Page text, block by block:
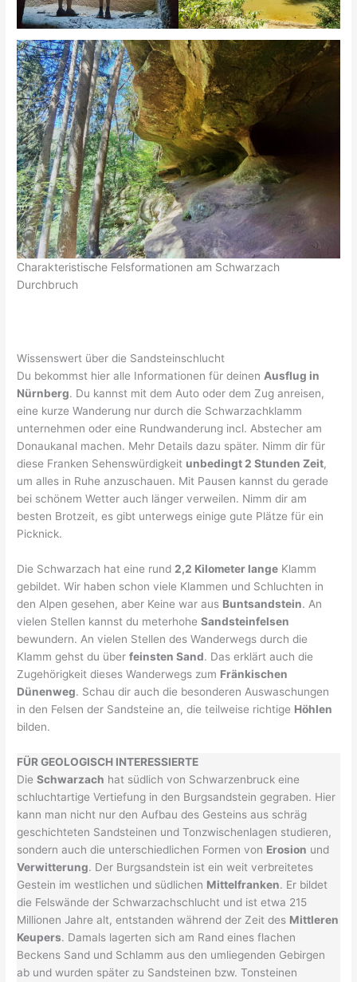
Charakteristische Felsformationen am Schwarzach
Durchbruch
Wissenswert über die Sandsteinschlucht
Du bekommst hier alle Informationen für deinen Ausflug in
Nürnberg. Du kannst mit dem Auto oder dem Zug anreisen,
eine kurze Wanderung nur durch die Schwarzachklamm
unternehmen oder eine Rundwanderung incl. Abstecher am
Donaukanal machen. Mehr Details dazu später. Nimm dir für
diese Franken Sehenswürdigkeit unbedingt 2 Stunden Zeit,
um alles in Ruhe anzuschauen. Mit Pausen kannst du gerade
bei schönem Wetter auch länger verweilen. Nimm dir am
besten Brotzeit, es gibt unterwegs einige gute Plätze für ein
Picknick.
Die Schwarzach hat eine rund 2,2 Kilometer lange Klamm
gebildet. Wir haben schon viele Klammen und Schluchten in
den Alpen gesehen, aber Keine war aus Buntsandstein. An
vielen Stellen kannst du meterhoheSandsteinfelsen
bewundern. An vielen Stellen des Wanderwegs durch die
Klamm gehst du überfeinsten Sand. Das erklärt auch die
Zugehörigkeit dieses Wanderwegs zum Fränkischen
Dünenweg. Schau dir auch die besonderen Auswaschungen
in den Felsen der Sandsteine an, die teilweise richtige Höhlen
bilden.
FÜR GEOLOGISCH INTERESSIERTE
DieSchwarzach hat südlich von Schwarzenbruck eine
schluchtartige Vertiefung in den Burgsandstein gegraben. Hier
kann man nicht nur den Aufbau des Gesteins aus schräg
geschichteten Sandsteinen und Tonzwischenlagen studieren,
sondern auch die unterschiedlichen Formen von Erosion und
Verwitterung. Der Burgsandstein ist ein weit verbreitetes
Gestein im westlichen und südlichen Mittelfranken. Er bildet
die Felswände der Schwarzachschlucht und ist etwa 215
Millionen Jahre alt, entstanden während der Zeit des Mittleren
Keupers. Damals lagerten sich am Rand eines flachen
Beckens Sand und Schlamm aus den umliegenden Gebirgen
ab und wurden später zu Sandsteinen bzw. Tonsteinen